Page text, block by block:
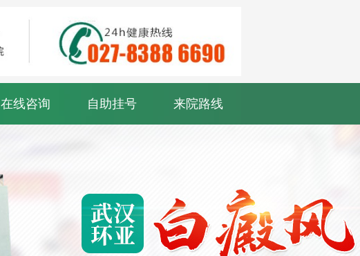
在线咨询 自助挂号 来院路线